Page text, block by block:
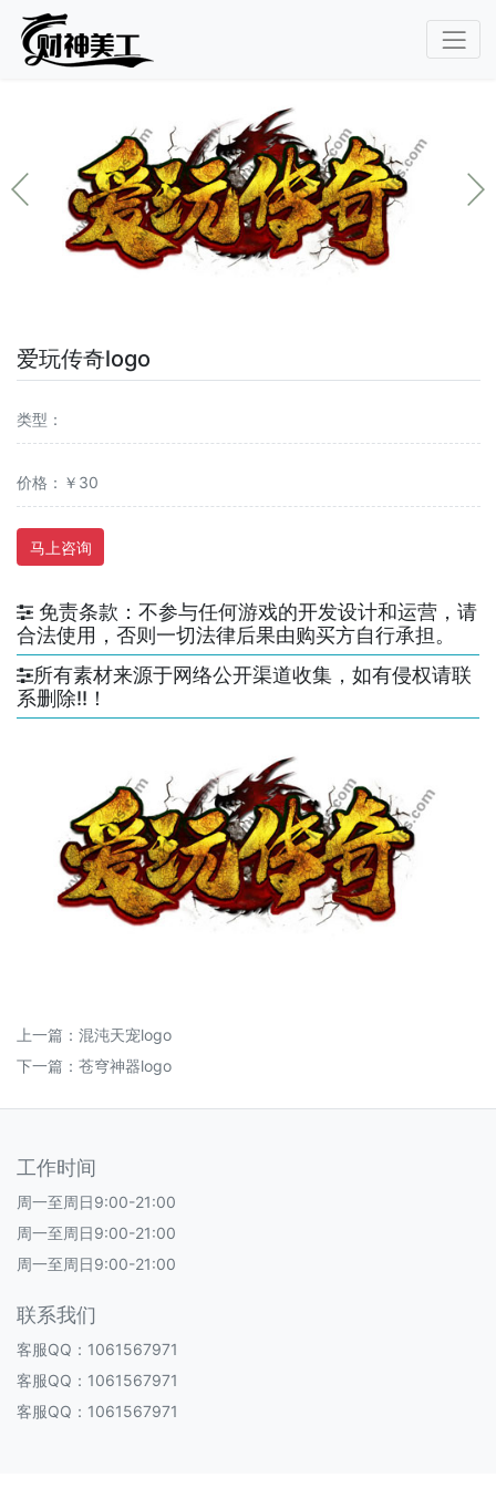
爱玩传奇logo
类型：
价格：￥30
马上咨询
免责条款：不参与任何游戏的开发设计和运营，请
合法使用，否则一切法律后果由购买方自行承担。
所有素材来源于网络公开渠道收集，如有侵权请联
系删除!!！
上一篇： 混沌天宠logo
下一篇： 苍穹神器logo
工作时间
周一至周日9:00-21:00
周一至周日9:00-21:00
周一至周日9:00-21:00
联系我们
客服QQ：1061567971
客服QQ：1061567971
客服QQ：1061567971